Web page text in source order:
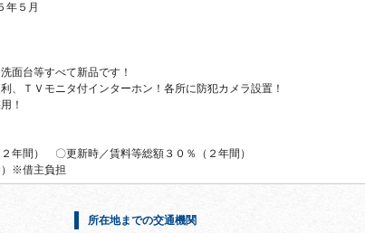
年５月
面台等すべて新品です！
、ＴＶモニタ付インターホン！各所に防犯カメラ設置！
！
年間） 〇更新時／賃料等総額３０％（２年間）
）※借主負担
所在地までの交通機関